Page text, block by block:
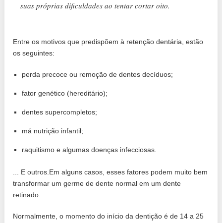
suas próprias dificuldades ao tentar cortar oito.
Entre os motivos que predispõem à retenção dentária, estão
os seguintes:
perda precoce ou remoção de dentes decíduos;
fator genético (hereditário);
dentes supercompletos;
má nutrição infantil;
raquitismo e algumas doenças infecciosas.
... E outros.Em alguns casos, esses fatores podem muito bem
transformar um germe de dente normal em um dente
retinado.
Normalmente, o momento do início da dentição é de 14 a 25